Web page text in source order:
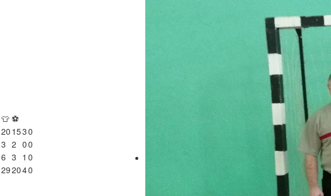
👕 ⚽
20 1530
3 2 00
6 3 1 0
292040